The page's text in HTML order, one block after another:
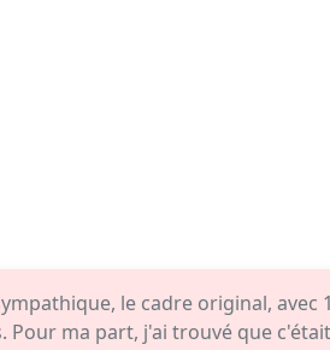
le cadre original, avec
Pour ma part, j'ai trouvé que